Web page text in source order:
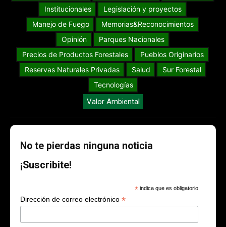
Institucionales
Legislación y proyectos
Manejo de Fuego
Memorias&Reconocimientos
Opinión
Parques Nacionales
Precios de Productos Forestales
Pueblos Originarios
Reservas Naturales Privadas
Salud
Sur Forestal
Tecnologías
Valor Ambiental
No te pierdas ninguna noticia
¡Suscribite!
* indica que es obligatorio
Dirección de correo electrónico *